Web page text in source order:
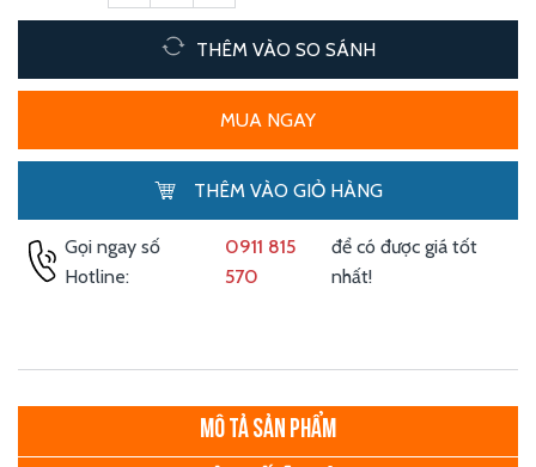
THÊM VÀO SO SÁNH
MUA NGAY
THÊM VÀO GIỎ HÀNG
Gọi ngay số
Hotline:
0911 815
570
để có được giá tốt
nhất!
MÔ TẢ SẢN PHẨM